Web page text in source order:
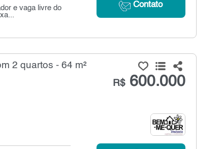
Contato
e vaga livre do
2 quartos - 64 m²
R$600.000